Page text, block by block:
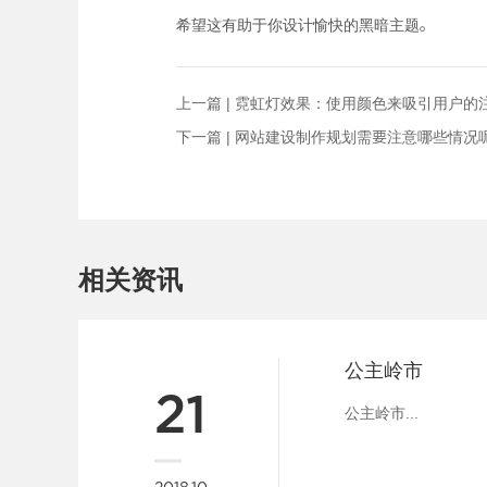
希望这有助于你设计愉快的黑暗主题。
上一篇 | 霓虹灯效果：使用颜色来吸引用户的
下一篇 | 网站建设制作规划需要注意哪些情况
相关资讯
21
公主岭市
公主岭市...